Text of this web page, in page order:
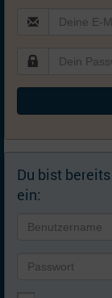
Darf
mein
Partner
Kinder
haben?
Ja
meines
egal
Du bist
ein: